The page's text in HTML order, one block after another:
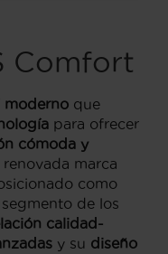
Comfort
moderno que
para ofrecer
cómoda y
renovada marca
como
de los
calidad-
y su diseño